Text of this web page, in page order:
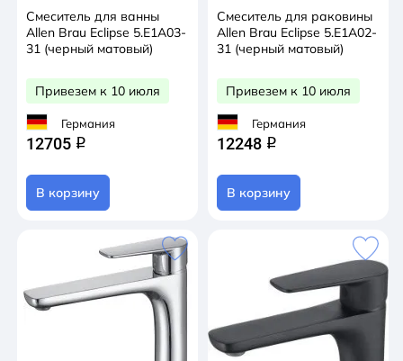
Смеситель для ванны
Allen Brau Eclipse 5.E1A03-
31 (черный матовый)
Привезем к 10 июля
Германия
12705 q
В корзину
Смеситель для раковины
Allen Brau Eclipse 5.E1A02-
31 (черный матовый)
Привезем к 10 июля
Германия
12248 q
В корзину